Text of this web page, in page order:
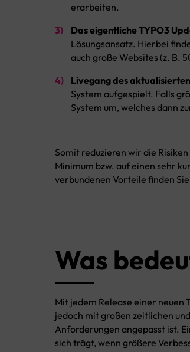
erarbeiten.
Das eigentliche TYPO3
Lösungsansatz. Hierbei
auch große Websites (z. B.
Livegang des
System aufgespielt. Falls
System um, welches dann
Somit reduzieren wir die
Minimum bzw. auf einen sehr
verbundenen Vorteile finden
Was
Mit jedem Release einer neuen
jedoch mit großen zeitlichen
Anforderungen angepasst ist.
sich trägt, wenn größere